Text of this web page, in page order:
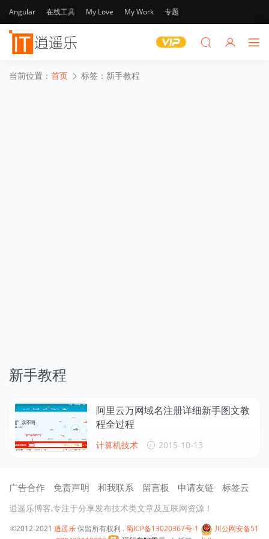
Angular 在线工具 My Love My Work 专题
当前位置： 首页 标签：新手教程
新手教程
阿里云万网域名注册详细新手图文教
程全过程
计算机技术 2015-10-13
广告合作 免责声明 和我联系 留言板 申请友链 标签云
逍遥乐博客,专注于分享发布技术类文章及互联网资源！
©2012-2021 逍遥乐保留所有权利 . 蜀ICP备13020367号-1
川公网安备51